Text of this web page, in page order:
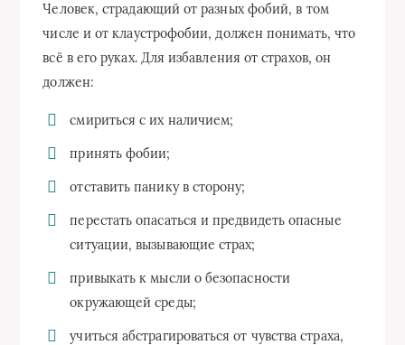
Человек, страдающий от разных фобий, в том
числе и от клаустрофобии, должен понимать, что
всё в его руках. Для избавления от страхов, он
должен:
смириться с их наличием;
принять фобии;
отставить панику в сторону;
перестать опасаться и предвидеть опасные
ситуации, вызывающие страх;
привыкать к мысли о безопасности
окружающей среды;
учиться абстрагироваться от чувства страха,